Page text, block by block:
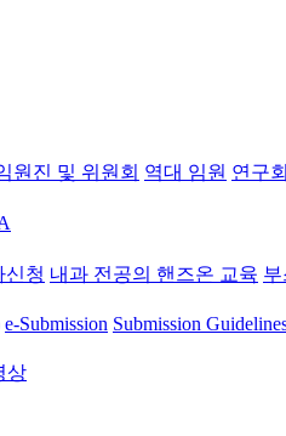
원진 및 위원회 역대 임원 연구
신청 내과 전공의 핸즈온 교육
e-Submission Submission
상